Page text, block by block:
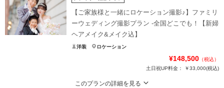
【ご家族様と一緒にロケーション撮影♪】ファミリ
ーウェディング撮影プラン -全国どこでも！【新婦
ヘアメイク&メイク込】
洋装 ロケーション
¥148,500 （税込）
土日祝UP料金：
￥33,000(税込)
このプランの詳細を見る